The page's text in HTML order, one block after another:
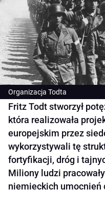
Organizacja Todta
Fritz Todt stworzył
która realizowała
europejskim przez
wykorzystywali tę
fortyfikacji, dróg i
Miliony ludzi
niemieckich umocnień